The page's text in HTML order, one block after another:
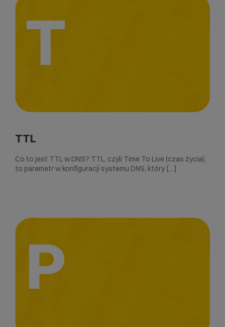
T
TTL
Co to jest TTL w DNS? TTL, czyli Time To Live (czas życia),
to parametr w konfiguracji systemu DNS, który […]
P